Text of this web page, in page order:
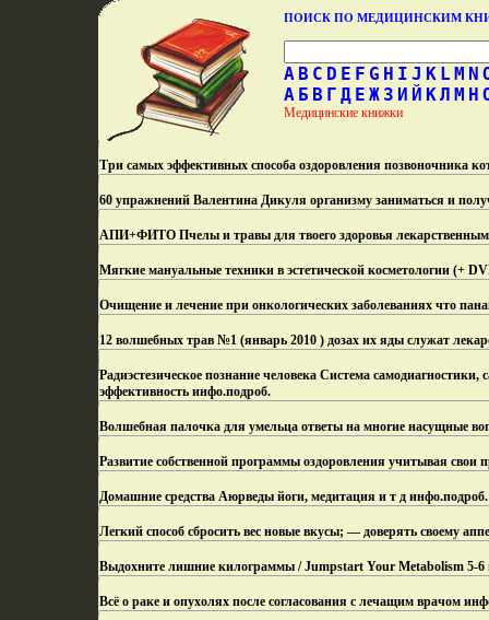
ПОИСК ПО МЕДИЦИНСКИМ
A B C D E F G H I J K L M N
А Б В Г Д Е Ж З И Й КЛ М Н
Медицинские книжки
Три самых эффективных способа оздоровления позвоночника
60 упражнений Валентина Дикуля организму заниматься и
АПИ+ФИТО Пчелы и травы для твоего здоровья
Мягкие мануальные техники в эстетической косметологии (+
Очищение и лечение при онкологических заболеваниях что
12 волшебных трав №1 (январь 2010 ) дозах их яды служат
Радиэстезическое познание человека Система
эффективность инфо.подроб.
Волшебная палочка для умельца ответы на мноrие насущные
Развитие собственной программы оздоровления учитывая свои
Домашние средства Аюрведы йоги, медитация и т д инфо.подроб.
Легкий способ сбросить вес новые вкусы; — доверять своему
Выдохните лишние килограммы / Jumpstart Your Metabolism 5-
Всё о раке и опухолях после согласования с лечащим врачом